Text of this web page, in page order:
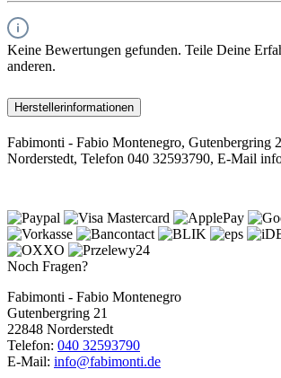
Keine Bewertungen gefunden. Teile Deine
anderen.
Herstellerinformationen
Fabimonti - Fabio Montenegro, Gutenbergring
Norderstedt, Telefon 040 32593790, E-Mail
Noch Fragen?
Fabimonti - Fabio Montenegro
Gutenbergring 21
22848 Norderstedt
Telefon: 040 32593790
E-Mail: info@fabimonti.de